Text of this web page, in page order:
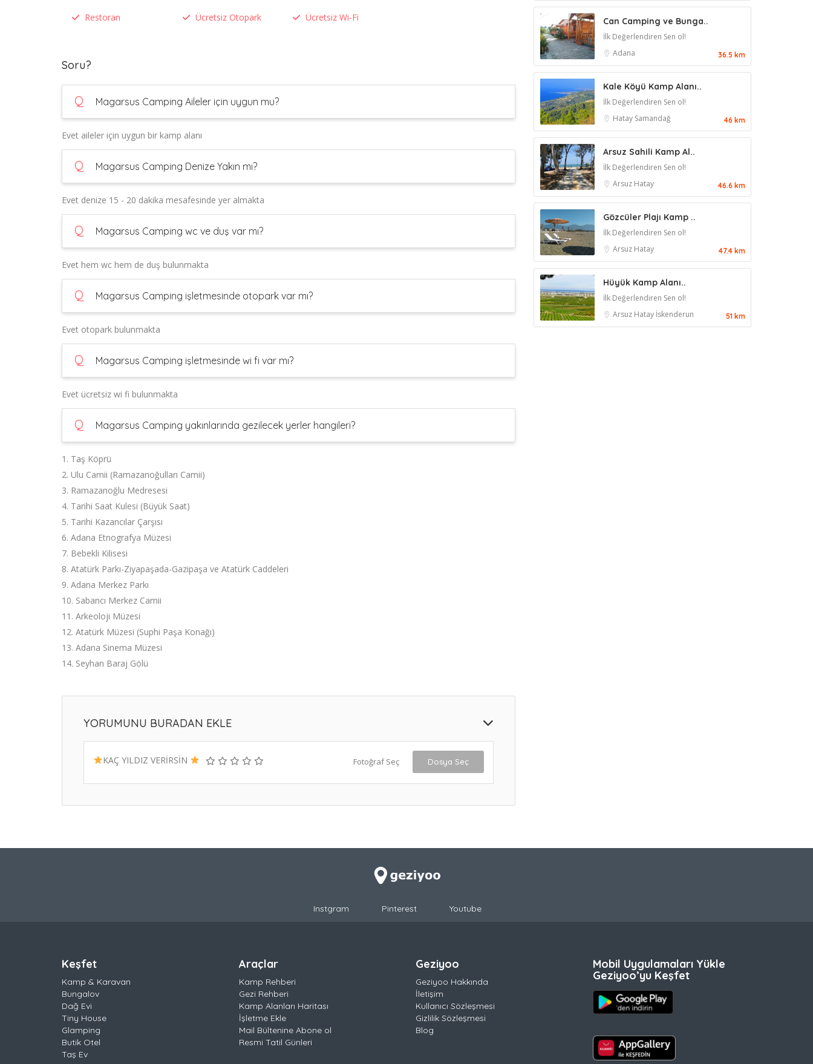
Restoran Ücretsiz Otopark Ücretsiz Wi-Fi
Soru?
Q Magarsus Camping Aileler için uygun mu?
Evet aileler için uygun bir kamp alanı
Q Magarsus Camping Denize Yakın mı?
Evet denize 15 - 20 dakika mesafesinde yer almakta
Q Magarsus Camping wc ve duş var mı?
Evet hem wc hem de duş bulunmakta
Q Magarsus Camping işletmesinde otopark var mı?
Evet otopark bulunmakta
Q Magarsus Camping işletmesinde wi fi var mı?
Evet ücretsiz wi fi bulunmakta
Q Magarsus Camping yakınlarında gezilecek yerler hangileri?
1. Taş Köprü
2. Ulu Camii (Ramazanoğulları Camii)
3. Ramazanoğlu Medresesi
4. Tarihi Saat Kulesi (Büyük Saat)
5. Tarihi Kazancılar Çarşısı
6. Adana Etnografya Müzesi
7. Bebekli Kilisesi
8. Atatürk Parkı-Ziyapaşada-Gazipaşa ve Atatürk Caddeleri
9. Adana Merkez Parkı
10. Sabancı Merkez Camii
11. Arkeoloji Müzesi
12. Atatürk Müzesi (Suphi Paşa Konağı)
13. Adana Sinema Müzesi
14. Seyhan Baraj Gölü
YORUMUNU BURADAN EKLE
KAÇ YILDIZ VERİRSİN Fotoğraf Seç Dosya Seç
Can Camping ve Bunga..
İlk Değerlendiren Sen ol!
Adana
36.5 km
Kale Köyü Kamp Alanı..
İlk Değerlendiren Sen ol!
Hatay Samandağ 46 km
Arsuz Sahili Kamp Al..
İlk Değerlendiren Sen ol!
Arsuz Hatay 46.6 km
Gözcüler Plajı Kamp ..
İlk Değerlendiren Sen ol!
Arsuz Hatay 47.4 km
Hüyük Kamp Alanı..
İlk Değerlendiren Sen ol!
Arsuz Hatay İskenderun 51 km
Instgram Pinterest Youtube
Keşfet
Kamp & Karavan
Bungalov
Dağ Evi
Tiny House
Glamping
Butik Otel
Taş Ev
Araçlar
Kamp Rehberi
Gezi Rehberi
Kamp Alanları Haritası
İşletme Ekle
Mail Bültenine Abone ol
Resmi Tatil Günleri
Geziyoo
Geziyoo Hakkında
İletişim
Kullanıcı Sözleşmesi
Gizlilik Sözleşmesi
Blog
Mobil Uygulamaları Yükle
Geziyoo’yu Keşfet